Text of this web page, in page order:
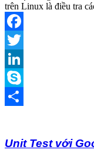
trên Linux là điều tra
Facebook
Twitter
LinkedIn
Skype
Unit Test với